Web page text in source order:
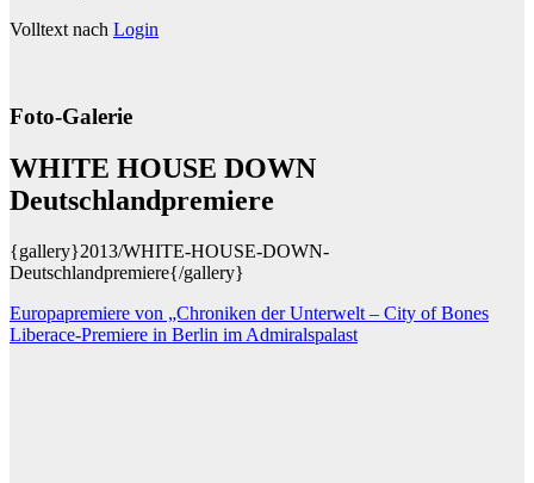
Volltext nach Login
Foto-Galerie
WHITE HOUSE DOWN
Deutschlandpremiere
{gallery}2013/WHITE-HOUSE-DOWN-
Deutschlandpremiere{/gallery}
Beitragsnavigation
Europapremiere von „Chroniken der Unterwelt – City of Bones
Liberace-Premiere in Berlin im Admiralspalast